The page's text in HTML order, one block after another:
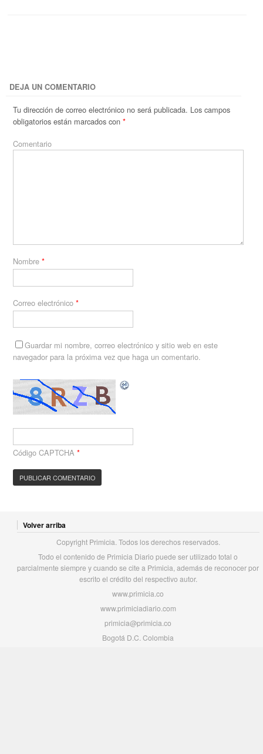
DEJA UN COMENTARIO
Tu dirección de correo electrónico no será publicada. Los campos
obligatorios están marcados con*
Comentario
Nombre*
Correo electrónico*
Guardar mi nombre, correo electrónico y sitio web en este
navegador para la próxima vez que haga un comentario.
Código CAPTCHA *
Volver arriba
Copyright Primicia. Todos los derechos reservados.
Todo el contenido de Primicia Diario puede ser utilizado total o
parcialmente siempre y cuando se cite a Primicia, además de reconocer por
escrito el crédito del respectivo autor.
www.primicia.co
www.primiciadiario.com
primicia@primicia.co
Bogotá D.C. Colombia